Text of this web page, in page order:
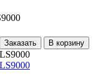
Заказать В корзину